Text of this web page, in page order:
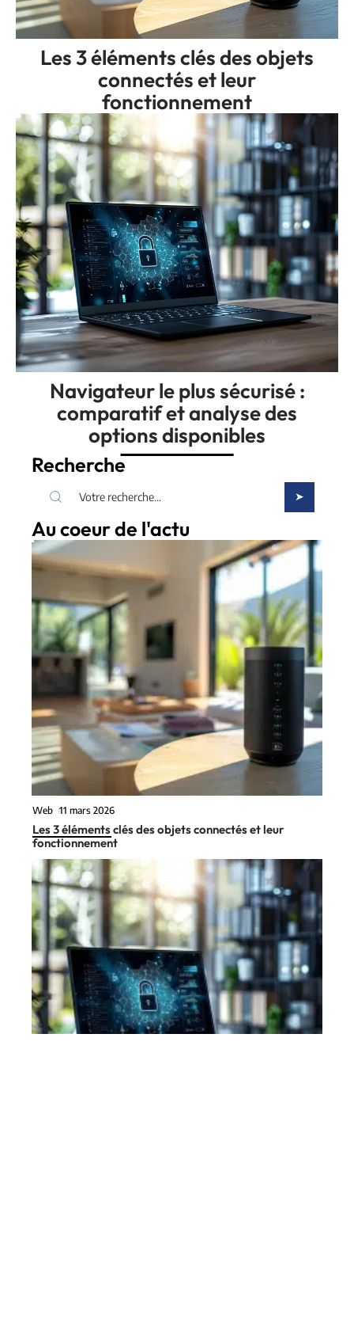
Les 3 éléments clés des objets
connectés et leur
fonctionnement
Navigateur le plus sécurisé :
comparatif et analyse des
options disponibles
Recherche
Au coeur de l'actu
Web 11 mars 2026
Les 3 éléments clés des objets connectés et leur
fonctionnement